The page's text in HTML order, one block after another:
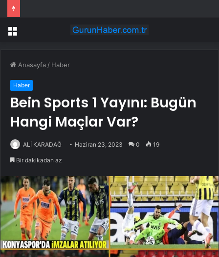
Menü
Anasayfa / Haber
Haber
Bein Sports 1 Yayını: Bugün
Hangi Maçlar Var?
ALİ KARADAĞ Haziran 23, 2023 0 19
Bir dakikadan az